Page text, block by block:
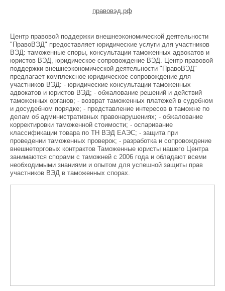
правовэд.рф
Центр правовой поддержки внешнеэкономической деятельности
"ПравоВЭД" предоставляет юридические услуги для участников
ВЭД: таможенные споры, консультации таможенных адвокатов и
юристов ВЭД, юридическое сопровождение ВЭД. Центр правовой
поддержки внешнеэкономической деятельности "ПравоВЭД"
предлагает комплексное юридическое сопровождение для
участников ВЭД: - юридические консультации таможенных
адвокатов и юристов ВЭД; - обжалование решений и действий
таможенных органов; - возврат таможенных платежей в судебном
и досудебном порядке; - представление интересов в таможне по
делам об административных правонарушениях; - обжалование
корректировки таможенной стоимости; - оспаривание
классификации товара по ТН ВЭД ЕАЭС; - защита при
проведении таможенных проверок; - разработка и сопровождение
внешнеторговых контрактов Таможенные юристы нашего Центра
занимаются спорами с таможней с 2006 года и обладают всеми
необходимыми знаниями и опытом для успешной защиты прав
участников ВЭД в таможенных спорах.